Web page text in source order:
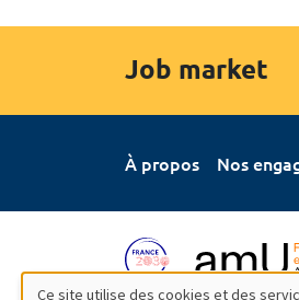
Job market
À propos Nos
Ce site utilise des cookies et des